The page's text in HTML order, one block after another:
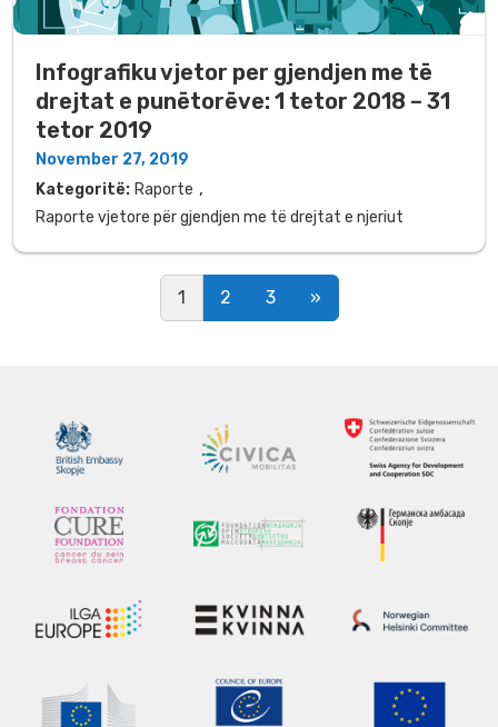
Infografiku vjetor per gjendjen me të
drejtat e punëtorëve: 1 tetor 2018 – 31
tetor 2019
November 27, 2019
Kategoritë: Raporte ,
Raporte vjetore për gjendjen me të drejtat e njeriut
Posts navigation
1 2 3 »